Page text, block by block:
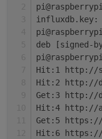
influxdb.key:
deb [signed-
Hit:1 http://
Hit:2 http://
Get:3 http://
Hit:4 http://
Get:5 https://
Hit:6 https://